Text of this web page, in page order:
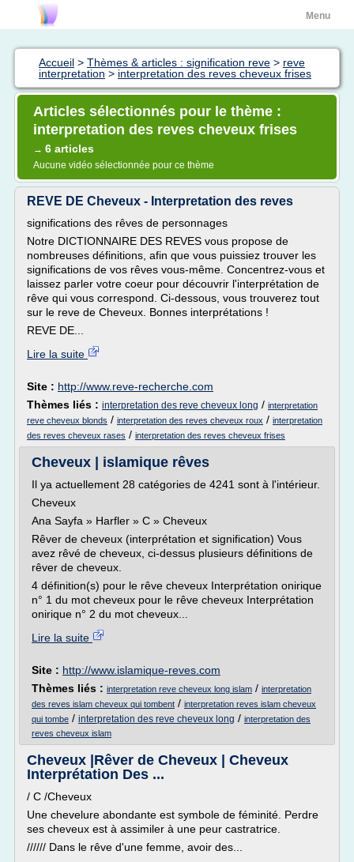
Menu
Accueil > Thèmes & articles : signification reve > reve
interpretation > interpretation des reves cheveux frises
Articles sélectionnés pour le thème :
interpretation des reves cheveux frises
→ 6 articles
Aucune vidéo sélectionnée pour ce thème
REVE DE Cheveux - Interpretation des reves
significations des rêves de personnages
Notre DICTIONNAIRE DES REVES vous propose de
nombreuses définitions, afin que vous puissiez trouver les
significations de vos rêves vous-même. Concentrez-vous et
laissez parler votre coeur pour découvrir l'interprétation de
rêve qui vous correspond. Ci-dessous, vous trouverez tout
sur le reve de Cheveux. Bonnes interprétations !
REVE DE...
Lire la suite
Site : http://www.reve-recherche.com
Thèmes liés : interpretation des reve cheveux long / interpretation
reve cheveux blonds / interpretation des reves cheveux roux / interpretation
des reves cheveux rases / interpretation des reves cheveux frises
Cheveux | islamique rêves
Il ya actuellement 28 catégories de 4241 sont à l'intérieur.
Cheveux
Ana Sayfa » Harfler » C » Cheveux
Rêver de cheveux (interprétation et signification) Vous
avez rêvé de cheveux, ci-dessus plusieurs définitions de
rêver de cheveux.
4 définition(s) pour le rêve cheveux Interprétation onirique
n° 1 du mot cheveux pour le rêve cheveux Interprétation
onirique n° 2 du mot cheveux...
Lire la suite
Site : http://www.islamique-reves.com
Thèmes liés : interpretation reve cheveux long islam / interpretation
des reves islam cheveux qui tombent / interpretation reves islam cheveux
qui tombe / interpretation des reve cheveux long / interpretation des
reves cheveux islam
Cheveux |Rêver de Cheveux | Cheveux
Interprétation Des ...
/ C /Cheveux
Une chevelure abondante est symbole de féminité. Perdre
ses cheveux est à assimiler à une peur castratrice.
////// Dans le rêve d'une femme, avoir des...